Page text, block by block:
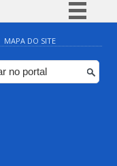
Simplifique!
Comunica BR
Participe
MAPA DO SITE